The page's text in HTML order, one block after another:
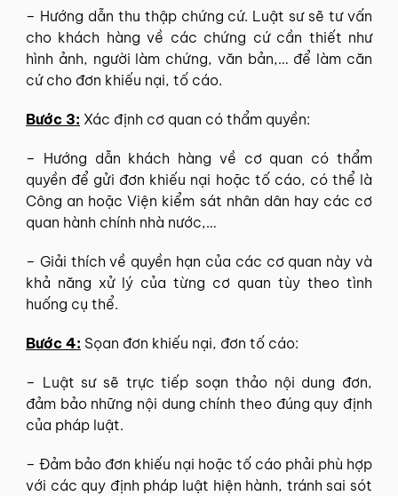
– Hướng dẫn thu thập chứng cứ. Luật sư sẽ tư vấn
cho khách hàng về các chứng cứ cần thiết như
hình ảnh, người làm chứng, văn bản,… để làm căn
cứ cho đơn khiếu nại, tố cáo.
Bước 3: Xác định cơ quan có thẩm quyền:
– Hướng dẫn khách hàng về cơ quan có thẩm
quyền để gửi đơn khiếu nại hoặc tố cáo, có thể là
Công an hoặc Viện kiểm sát nhân dân hay các cơ
quan hành chính nhà nước,…
– Giải thích về quyền hạn của các cơ quan này và
khả năng xử lý của từng cơ quan tùy theo tình
huống cụ thể.
Bước 4: Sọan đơn khiếu nại, đơn tố cáo:
– Luật sư sẽ trực tiếp soạn thảo nội dung đơn,
đảm bảo những nội dung chính theo đúng quy định
của pháp luật.
– Đảm bảo đơn khiếu nại hoặc tố cáo phải phù hợp
với các quy định pháp luật hiện hành, tránh sai sót